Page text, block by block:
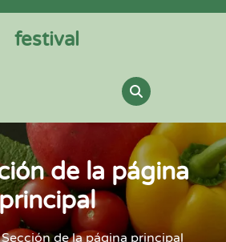
festival
de la página
de la página principal